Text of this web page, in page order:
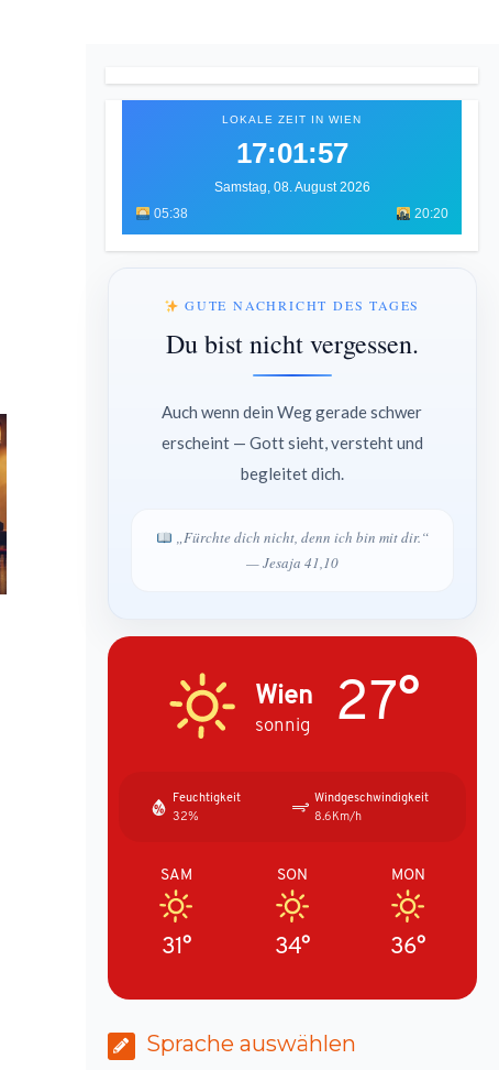
LOKALE ZEIT IN WIEN
17:01:59
Samstag, 08. August 2026
05:38
20:20
GUTE NACHRICHT DES TAGES
Du bist nicht vergessen.
Auch wenn dein Weg gerade schwer
erscheint — Gott sieht, versteht und
begleitet dich.
„Fürchte dich nicht, denn ich bin mit dir.“
— Jesaja 41,10
Wien
sonnig 27°
Feuchtigkeit
32%
Windgeschwindigkeit
8.6Km/h
SAM
31°
SON
34°
MON
36°
Sprache auswählen